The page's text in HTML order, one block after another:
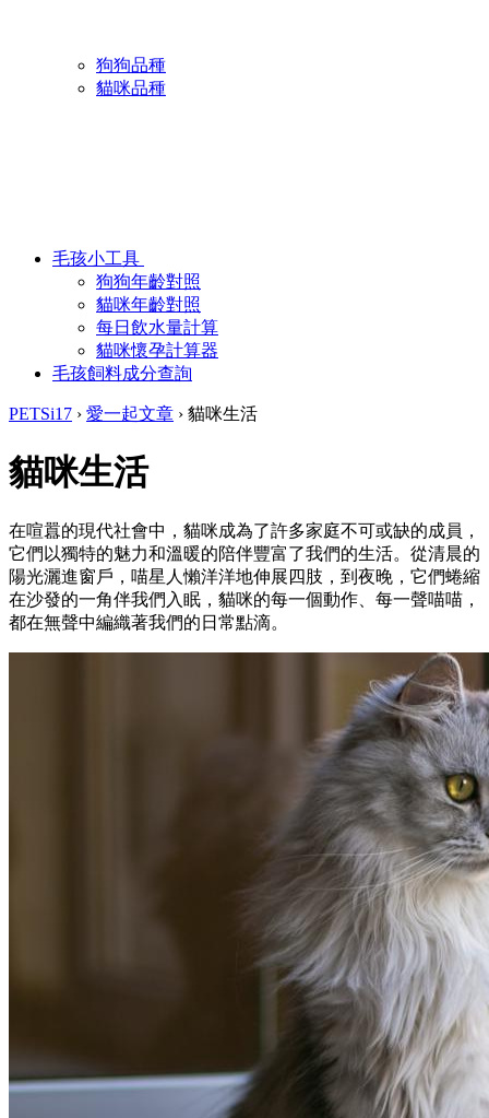
狗狗品種
貓咪品種
毛孩小工具
狗狗年齡對照
貓咪年齡對照
每日飲水量計算
貓咪懷孕計算器
毛孩飼料成分查詢
PETSi17 › 愛一起文章 › 貓咪生活
貓咪生活
在喧囂的現代社會中，貓咪成為了許多家庭不可或缺的成員，
它們以獨特的魅力和溫暖的陪伴豐富了我們的生活。從清晨的
陽光灑進窗戶，喵星人懶洋洋地伸展四肢，到夜晚，它們蜷縮
在沙發的一角伴我們入眠，貓咪的每一個動作、每一聲喵喵，
都在無聲中編織著我們的日常點滴。